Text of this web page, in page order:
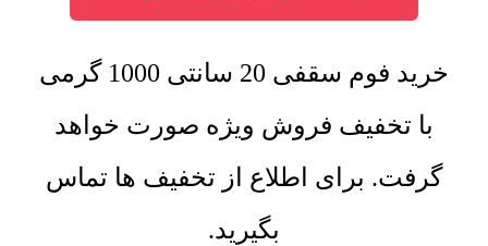
خرید فوم سقفی 20 سانتی 1000 گرمی
با تخفیف فروش ویژه صورت خواهد
گرفت. برای اطلاع از تخفیف ها تماس
بگیرید.